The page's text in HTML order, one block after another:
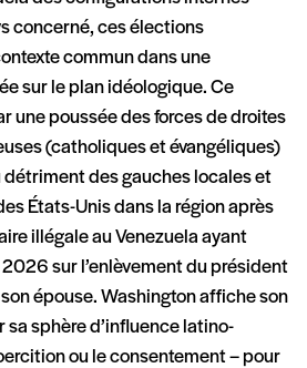
concerné, ces élections
commun dans une
sur le plan idéologique. Ce
une poussée des forces de droites
(catholiques et évangéliques)
détriment des gauches locales et
États-Unis dans la région après
illégale au Venezuela ayant
sur l’enlèvement du président
épouse. Washington affiche son
sphère d’influence latino-
ou le consentement – pour